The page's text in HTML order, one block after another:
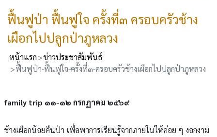
ฟื้นฟูป่า ฟื้นฟูใจ ครั้งที่๓ ครอบครัวช้าง
เผือกไปปลูกป่าภูหลวง
หน้าแรก
ข่าวประชาสัมพันธ์
ฟื้นฟูป่า-ฟื้นฟูใจ-ครั้งที่๓-ครอบครัวช้างเผือกไปปลูกป่าภูหลวง
family trip ๑๑-๑๒ กรกฏาคม ๒๕๖๙
ช้างเผือกน้อยคืนป่า เพื่อพาการเรียนรู้จากภายในให้ค่อย ๆ งอกงาม